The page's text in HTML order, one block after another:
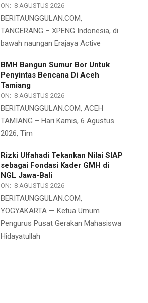
ON: 8 AGUSTUS 2026
BERITAUNGGULAN.COM,
TANGERANG – XPENG Indonesia, di
bawah naungan Erajaya Active
BMH Bangun Sumur Bor Untuk
Penyintas Bencana Di Aceh
Tamiang
ON: 8 AGUSTUS 2026
BERITAUNGGULAN.COM, ACEH
TAMIANG – Hari Kamis, 6 Agustus
2026, Tim
Rizki Ulfahadi Tekankan Nilai SIAP
sebagai Fondasi Kader GMH di
NGL Jawa-Bali
ON: 8 AGUSTUS 2026
BERITAUNGGULAN.COM,
YOGYAKARTA — Ketua Umum
Pengurus Pusat Gerakan Mahasiswa
Hidayatullah